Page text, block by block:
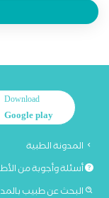
Download
Google play
المدونة الطبية
أسئلة وأجوبة من
البحث عن طبيب